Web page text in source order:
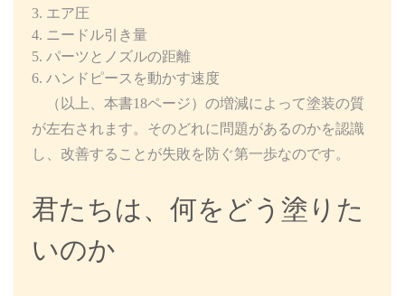
エア圧
ニードル引き量
パーツとノズルの距離
ハンドピースを動かす速度
（以上、本書18ページ）の増減によって塗装の質
が左右されます。そのどれに問題があるのかを認識
し、改善することが失敗を防ぐ第一歩なのです。
君たちは、何をどう塗りた
いのか